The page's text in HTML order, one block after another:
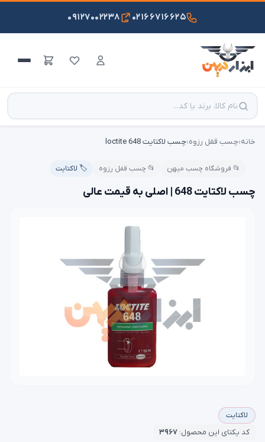
۰۲۱۶۶۷۱۶۶۲۵ ۰۹۱۲۷۰۰۲۲۳۸
خانه›چسب قفل رزوه›چسب لاکتایت 648 loctite
📂 فروشگاه چسب میهن 📂 چسب قفل رزوه 🏷️ لاکتایت
چسب لاکتایت 648 | اصلی به قیمت عالی
لاکتایت
کد یکتای این محصول: ۳۹۶۷